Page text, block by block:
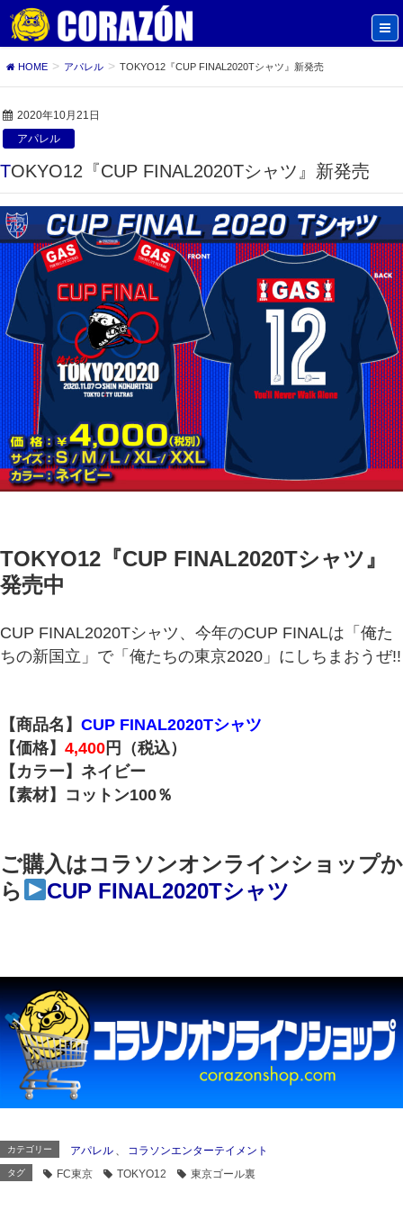
HOME アパレル TOKYO12『CUP FINAL2020Tシャツ』新発売
2020年10月21日
アパレル
TOKYO12『CUP FINAL2020Tシャツ』新発売
TOKYO12『CUP FINAL2020Tシャツ』
発売中
CUP FINAL2020Tシャツ、今年のCUP FINALは「俺た
ちの新国立」で「俺たちの東京2020」にしちまおうぜ!!
【商品名】 CUP FINAL2020Tシャツ
【価格】 4,400 円（税込）
【カラー】ネイビー
【素材】コットン100％
ご購入はコラソンオンラインショップか
ら
CUP FINAL2020Tシャツ
カテゴリー アパレル 、 コラソンエンターテイメント
タグ FC東京 TOKYO12 東京ゴール裏